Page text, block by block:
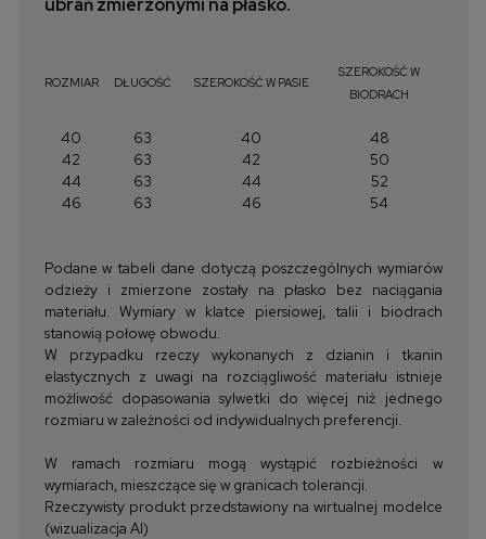
ROZMIAR DŁUGOŚĆ SZEROKOŚĆ W PASIE
SZEROKOŚĆ W
BIODRACH
40 63 40
48
42
63 42
50
44
63 44
52
46
63 46 54
Podane w tabeli dane dotyczą poszczególnych wymiarów
odzieży i zmierzone zostały na płasko bez naciągania
materiału. Wymiary w klatce piersiowej, talii i biodrach
stanowią połowę obwodu.
W przypadku rzeczy wykonanych z dzianin i tkanin
elastycznych z uwagi na rozciągliwość materiału istnieje
możliwość dopasowania sylwetki do więcej niż jednego
rozmiaru w zależności od indywidualnych preferencji.
W ramach rozmiaru mogą wystąpić rozbieżności w
wymiarach, mieszczące się w granicach tolerancji.
Rzeczywisty produkt przedstawiony na wirtualnej modelce
(wizualizacja AI)